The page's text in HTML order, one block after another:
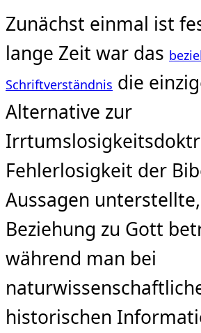
Zunächst einmal ist
lange Zeit war das
Schriftverständnis die
Alternative zur
Fehlerlosigkeit der
Aussagen
Beziehung zu Gott
während man bei
historischen